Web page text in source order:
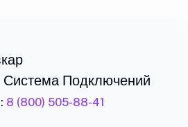
Система Подключений
8 (800) 505-88-41